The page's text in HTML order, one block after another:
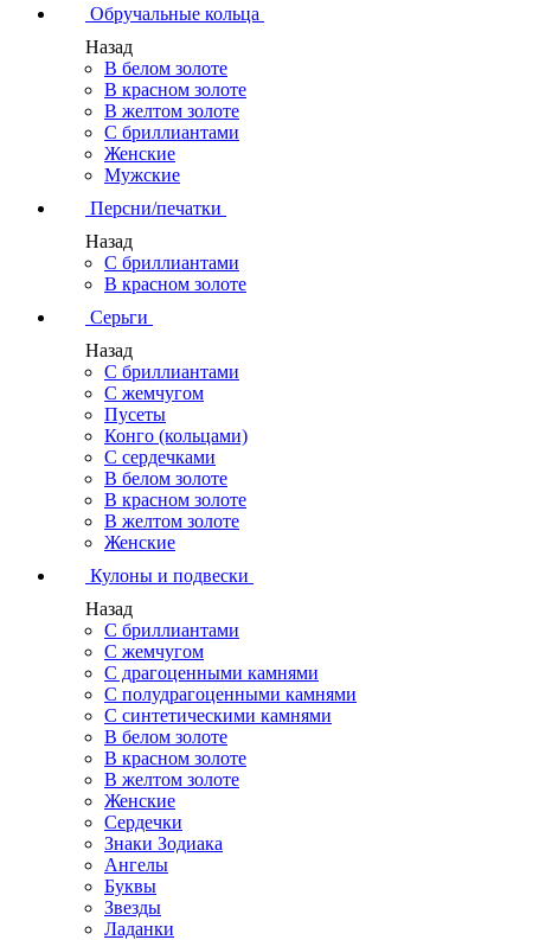
Обручальные кольца
Назад
В белом золоте
В красном золоте
В желтом золоте
С бриллиантами
Женские
Мужские
Персни/печатки
Назад
С бриллиантами
В красном золоте
Серьги
Назад
С бриллиантами
С жемчугом
Пусеты
Конго (кольцами)
С сердечками
В белом золоте
В красном золоте
В желтом золоте
Женские
Кулоны и подвески
Назад
С бриллиантами
С жемчугом
С драгоценными камнями
С полудрагоценными камнями
С синтетическими камнями
В белом золоте
В красном золоте
В желтом золоте
Женские
Сердечки
Знаки Зодиака
Ангелы
Буквы
Звезды
Ладанки